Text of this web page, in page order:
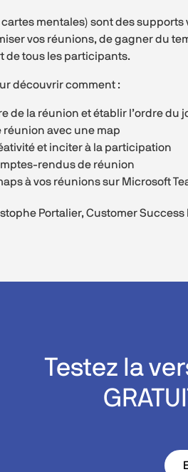
cartes mentales) sont des
vos réunions, de gagner du
de tous les participants.
découvrir comment :
de la réunion et établir l’ordre du
avec une map
et inciter à la participation
rendus de réunion
à vos réunions sur Microsoft
Portalier, Customer
Testez la